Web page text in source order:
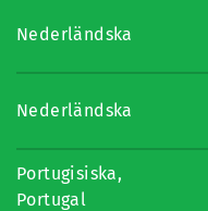
Nederländska
Nederländska
Portugisiska,
Portugal